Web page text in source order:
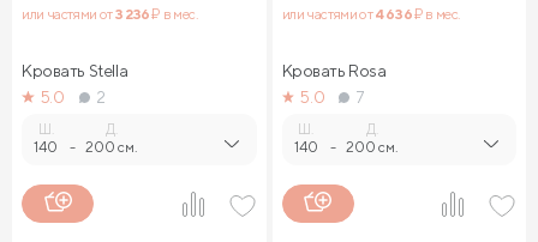
или частями от3 236₽ в мес.
Кровать Stella
5.0
2
140 -
Д.
200 см.
или частями от4 636₽ в мес.
Кровать Rosa
5.0
7
140 -
Д.
200 см.